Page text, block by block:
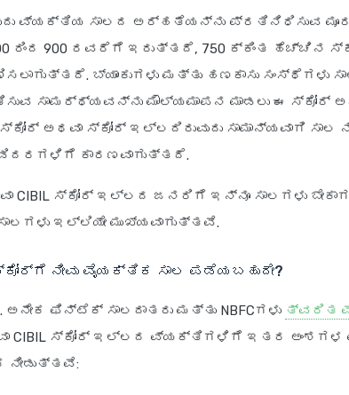
ವ್ಯಕ್ತಿಯ ಸಾಲದ ಅರ್ಹತೆಯನ್ನು ಪ್ರತಿನಿಧಿಸುವ
ರಿಂದ 900 ರವರೆಗೆ ಇರುತ್ತದೆ, 750 ಕ್ಕಿಂತ ಹೆಚ್ಚಿನ
ಬ್ಯಾಂಕುಗಳು ಮತ್ತು ಹಣಕಾಸು ಸಂಸ್ಥೆಗಳು
ಸಾಮರ್ಥ್ಯವನ್ನು ಮೌಲ್ಯಮಾಪನ ಮಾಡಲು ಈ ಸ್ಕೋರ್
ಅಥವಾ ಸ್ಕೋರ್ ಇಲ್ಲದಿರುವುದು ಸಾಮಾನ್ಯವಾಗಿ ಸಾಲ
ಕಾರಣವಾಗುತ್ತದೆ.
CIBIL ಸ್ಕೋರ್ ಇಲ್ಲದ ಜನರಿಗೆ ಇನ್ನೂ ಸಾಲಗಳು
ಇಲ್ಲಿಯೇ ಮುಖ್ಯವಾಗುತ್ತವೆ.
ನೀವು ವೈಯಕ್ತಿಕ ಸಾಲ ಪಡೆಯಬಹುದೇ?
ಅನೇಕ ಫಿನ್‌ಟೆಕ್ ಸಾಲದಾತರು ಮತ್ತು NBFCಗಳು ತ್ವರಿತ
CIBIL ಸ್ಕೋರ್ ಇಲ್ಲದ ವ್ಯಕ್ತಿಗಳಿಗೆ ಇತರ ಅಂಶಗಳ
ನೀಡುತ್ತವೆ: